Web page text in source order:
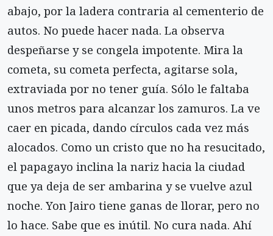
abajo, por la ladera contraria al cementerio de
autos. No puede hacer nada. La observa
despeñarse y se congela impotente. Mira la
cometa, su cometa perfecta, agitarse sola,
extraviada por no tener guía. Sólo le faltaba
unos metros para alcanzar los zamuros. La ve
caer en picada, dando círculos cada vez más
alocados. Como un cristo que no ha resucitado,
el papagayo inclina la nariz hacia la ciudad
que ya deja de ser ambarina y se vuelve azul
noche. Yon Jairo tiene ganas de llorar, pero no
lo hace. Sabe que es inútil. No cura nada. Ahí